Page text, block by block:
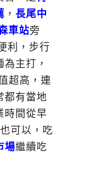
， 長尾中
車站旁
利，步行
主打，
超高，連
都有當地
時間從早
可以，吃
場繼續吃